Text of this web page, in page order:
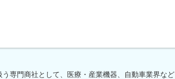
専門商社として、医療・産業機器、自動車業界など